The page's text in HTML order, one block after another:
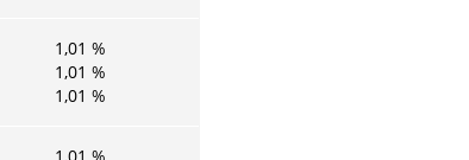
1,01 %
1,01 %
1,01 %